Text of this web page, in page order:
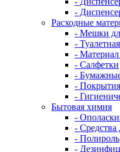
-
Расходные
- Мешки
-
-
- Салфетки
-
-
-
Бытовая химия
-
- Средства
- Полироль
-